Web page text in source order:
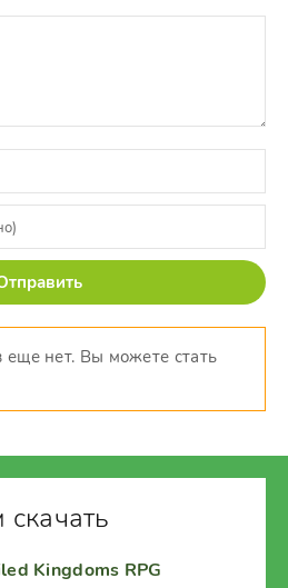
еще нет. Вы можете стать
Kingdoms RPG